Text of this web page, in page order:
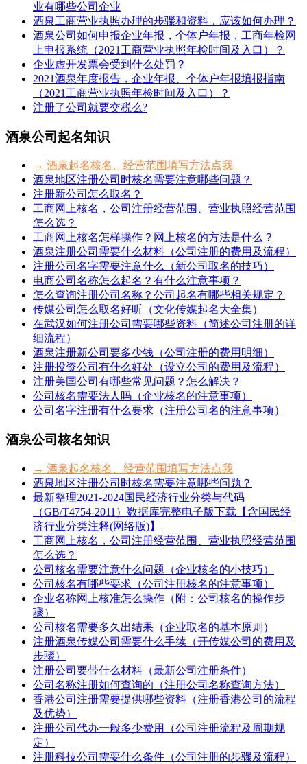
业有哪些公司企业
酒泉工商营业执照办理的步骤和资料，应该如何办理？
酒泉公司如何申报企业年报，个体户年报，工商年检网
上申报系统（2021工商营业执照年检时间及入口）？
企业虚开发票会受到什么处罚？
2021酒泉年度报告，企业年报、个体户年报填报指南
（2021工商营业执照年检时间及入口）？
注册了公司就要交税么?
酒泉公司起名知识
→ 酒泉起名核名、经营范围填写方法点我
酒泉地区注册公司时核名需要注意哪些问题？
注册新公司怎么取名？
工商网上核名，公司注册经营范围、营业执照经营范围
怎么选？
工商网上核名怎样操作？网上核名的方法是什么？
酒泉注册公司需要什么材料（公司注册的费用及流程）
注册公司名字需要注意什么（新公司取名的技巧）
电商公司名称怎么起名？有什么注意事项？
怎么查询注册公司名称？公司起名有哪些相关规定？
传媒公司怎么取名好听（文化传媒起名大全集）
在武汉如何注册公司需要哪些资料（简述公司注册的详
细流程）
酒泉注册新公司要多少钱（公司注册的费用明细）
注册投资公司有什么好处（设立公司的费用及流程）
注册美国公司有哪些常见问题？怎么解决？
公司核名需要法人吗（企业核名的注意事项）
公司名字注册有什么要求（注册公司名的注意事项）
酒泉公司核名知识
→ 酒泉起名核名、经营范围填写方法点我
酒泉地区注册公司时核名需要注意哪些问题？
最新整理2021-2024国民经济行业分类与代码
（GB/T4754-2011）数据库完整电子版下载【含国民经
济行业分类注释(网络版)】
工商网上核名，公司注册经营范围、营业执照经营范围
怎么选？
公司核名需要注意什么问题（企业核名的小技巧）
公司核名有哪些要求（公司注册核名的注意事项）
企业名称网上核准怎么操作（附：公司核名的操作步
骤）
公司核名需要多久出结果（企业取名的基本原则）
注册酒泉传媒公司需要什么手续（开传媒公司的费用及
步骤）
注册公司要带什么材料（最新公司注册条件）
公司名称注册如何查询的（注册公司名称查询方法）
香港公司注册需要提供哪些资料（注册香港公司的流程
及优势）
注册公司代办一般多少费用（公司注册流程及周期规
定）
注册科技公司需要什么条件（公司注册的步骤及流程）